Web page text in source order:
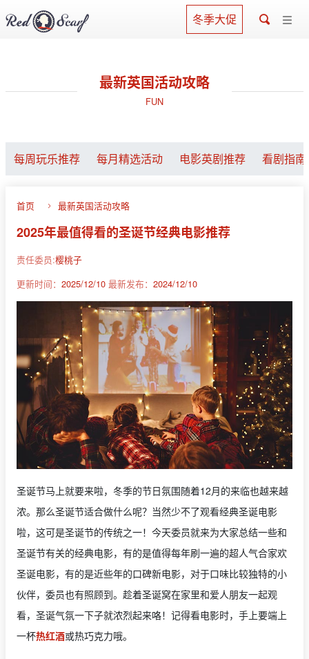
冬季大促
最新英国活动攻略
FUN
每周玩乐推荐 每月精选活动 电影英剧推荐 看剧指南
首页 最新英国活动攻略
2025年最值得看的圣诞节经典电影推荐
责任委员:樱桃子
更新时间： 2025/12/10 最新发布： 2024/12/10
圣诞节马上就要来啦，冬季的节日氛围随着12月的来临也越来越
浓。那么圣诞节适合做什么呢？当然少不了观看经典圣诞电影
啦，这可是圣诞节的传统之一！今天委员就来为大家总结一些和
圣诞节有关的经典电影，有的是值得每年刷一遍的超人气合家欢
圣诞电影，有的是近些年的口碑新电影，对于口味比较独特的小
伙伴，委员也有照顾到。趁着圣诞窝在家里和爱人朋友一起观
看，圣诞气氛一下子就浓烈起来咯！记得看电影时，手上要端上
一杯热红酒或热巧克力哦。